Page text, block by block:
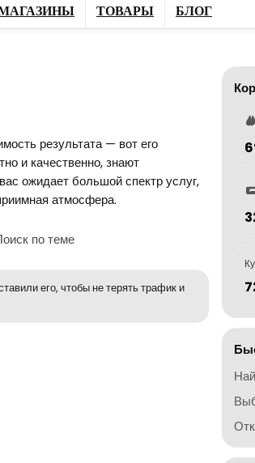
ТОВАРЫ БЛОГ
результата — вот его
и качественно, знают
ожидает большой спектр услуг,
атмосфера.
по теме
его, чтобы не терять трафик и